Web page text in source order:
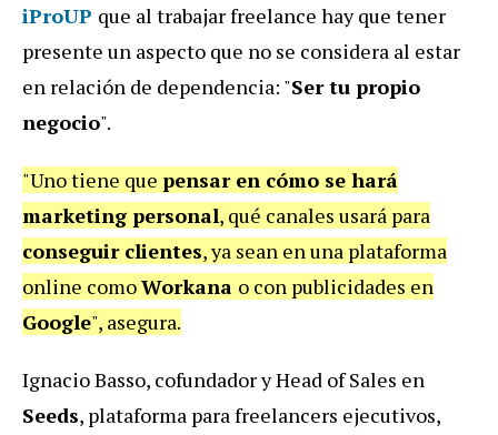
iProUP que al trabajar freelance hay que tener
presente un aspecto que no se considera al estar
en relación de dependencia: "Ser tu propio
negocio".
"Uno tiene que pensar en cómo se hará
marketing personal, qué canales usará para
conseguir clientes, ya sean en una plataforma
online comoWorkana o con publicidades en
Google", asegura.
Ignacio Basso, cofundador y Head of Sales en
Seeds, plataforma para freelancers ejecutivos,